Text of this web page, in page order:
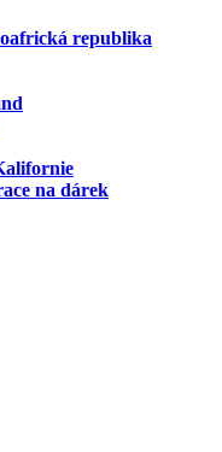
republika
na dárek